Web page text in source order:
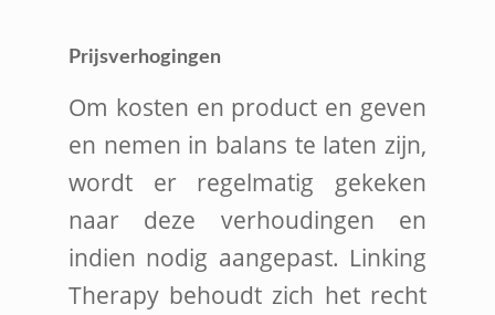
Prijsverhogingen
Om kosten en product en geven
en nemen in balans te laten zijn,
wordt er regelmatig gekeken
naar deze verhoudingen en
indien nodig aangepast. Linking
Therapy behoudt zich het recht